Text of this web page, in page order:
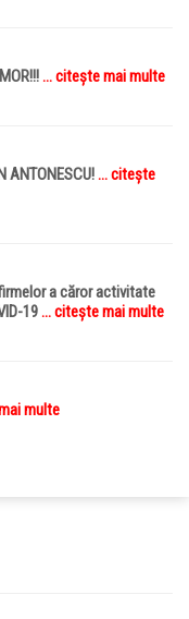
... citește mai multe
ANTONESCU!... citește
a căror activitate
19... citește mai multe
multe